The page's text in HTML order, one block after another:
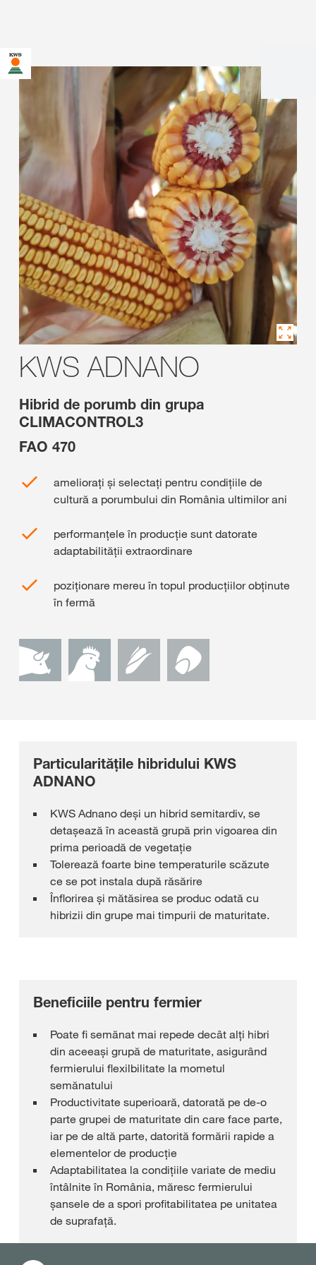
KWS ADNANO
Hibrid de porumb din grupa
CLIMACONTROL3
FAO 470
ameliorați și selectați pentru condițiile de
cultură a porumbului din România ultimilor ani
performanțele în producție sunt datorate
adaptabilității extraordinare
poziționare mereu în topul producțiilor obținute
în fermă
Particularităţile hibridului KWS
ADNANO
KWS Adnano deși un hibrid semitardiv, se
detașează în această grupă prin vigoarea din
prima perioadă de vegetație
Tolerează foarte bine temperaturile scăzute
ce se pot instala după răsărire
Înflorirea și mătăsirea se produc odată cu
hibrizii din grupe mai timpurii de maturitate.
Beneficiile pentru fermier
Poate fi semănat mai repede decât alți hibri
din aceeași grupă de maturitate, asigurând
fermierului flexilbilitate la mometul
semănatului
Productivitate superioară, datorată pe de-o
parte grupei de maturitate din care face parte,
iar pe de altă parte, datorită formării rapide a
elementelor de producție
Adaptabilitatea la condițiile variate de mediu
întâlnite în România, măresc fermierului
șansele de a spori profitabilitatea pe unitatea
de suprafață.